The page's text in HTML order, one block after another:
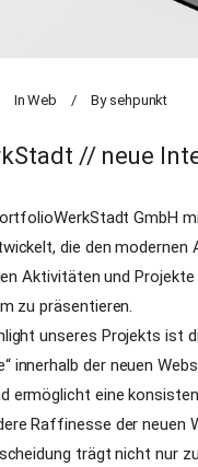
In Web By sehpunkt
// neue
GmbH
die den modernen
Aktivitäten und
zu präsentieren.
unseres Projekts ist
innerhalb der neuen
ermöglicht eine
Raffinesse der
trägt nicht nur